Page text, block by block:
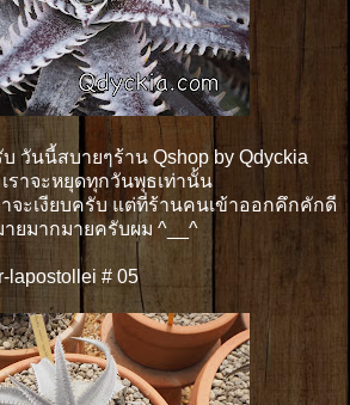
วันนี้สบายๆร้าน Qshop by Qdyckia
ราจะหยุดทุกวันพุธเท่านั้น
จะเงียบครับ แต่ที่ร้านคนเข้าออกคึกคักดี
ยมากมายครับผม ^__^
lapostollei # 05